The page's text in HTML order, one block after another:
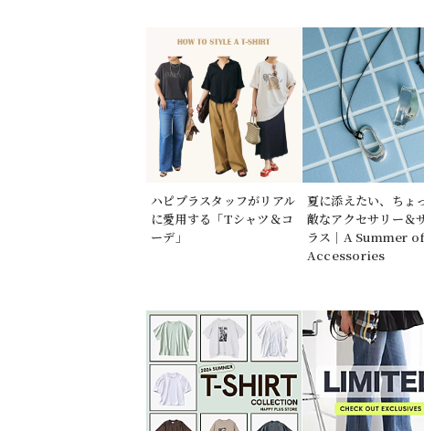
ハピプラスタッフがリアル
に愛用する「Tシャツ＆コ
ーデ」
夏に添えたい、ちょ
敵なアクセサリー＆
ラス｜A Summer
Accessories